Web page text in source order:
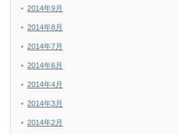
2014年9月
2014年8月
2014年7月
2014年6月
2014年4月
2014年3月
2014年2月